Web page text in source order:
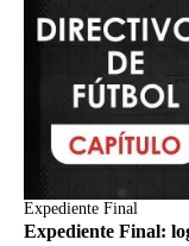
Expediente Final
Expediente Final: